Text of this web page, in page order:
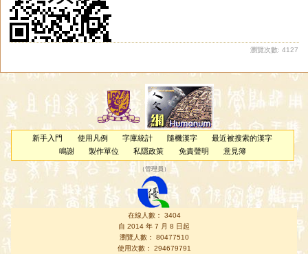
瀏覽次數: 4127
新手入門 使用凡例 字庫統計 隨機漢字
最近被搜索的漢字
鳴謝
製作單位 私隱政策 免責聲明 意見簿
（管理員 ）
在線人數： 3404
自 2014 年 7 月 8 日起
瀏覽人數： 80477510
使用次數： 294679791